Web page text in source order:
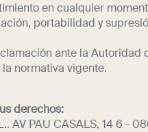
en cualquier
portabilidad y
ante la Autoridad
normativa vigente.
derechos:
AV PAU CASALS, 14 6 -